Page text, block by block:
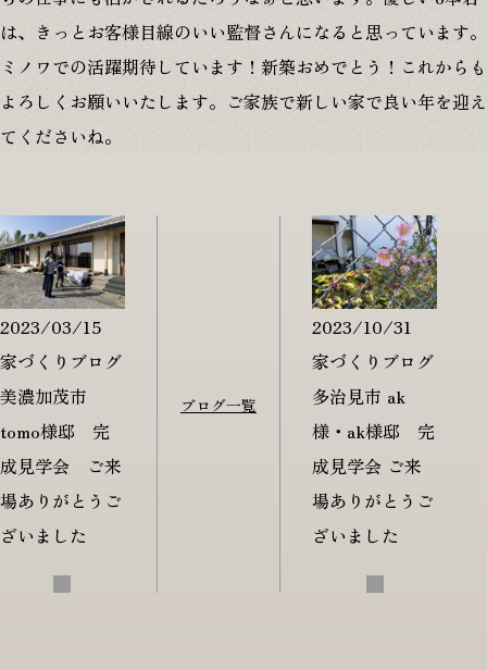
は、きっとお客様目線のいい監督さんになると思っています。
ミノワでの活躍期待しています！新築おめでとう！これからも
よろしくお願いいたします。ご家族で新しい家で良い年を迎え
てくださいね。
2023/03/15
家づくりブログ
美濃加茂市
tomo様邸 完
成見学会 ご来
場ありがとうご
ざいました
ブログ一覧
2023/10/31
家づくりブログ
多治見市 ak
様・ak様邸 完
成見学会 ご来
場ありがとうご
ざいました